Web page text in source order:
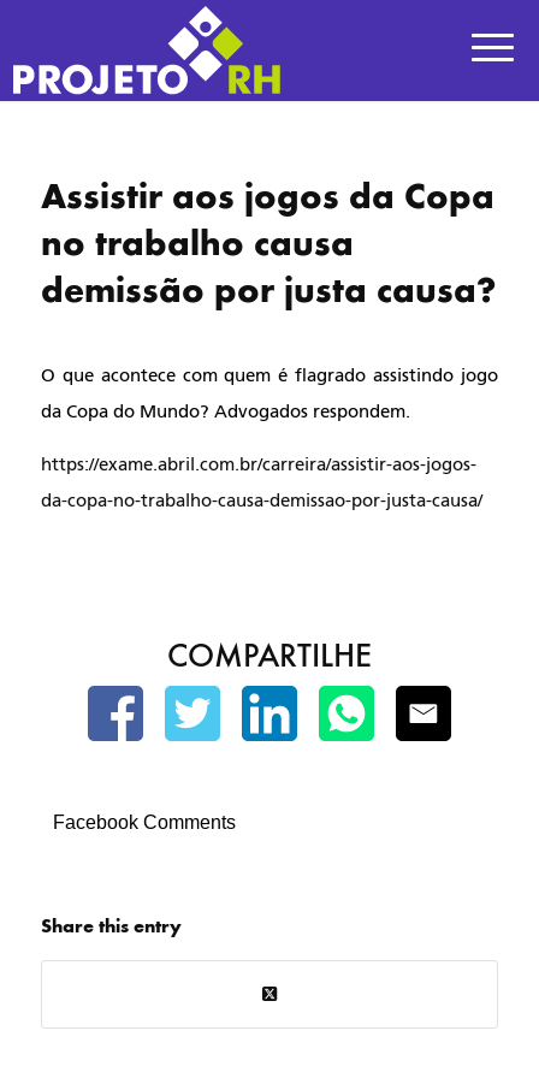
Assistir aos jogos da Copa
no trabalho causa
demissão por justa causa?
O que acontece com quem é flagrado assistindo jogo
da Copa do Mundo? Advogados respondem.
https://exame.abril.com.br/carreira/assistir-aos-jogos-
da-copa-no-trabalho-causa-demissao-por-justa-causa/
COMPARTILHE
Facebook Comments
Share this entry